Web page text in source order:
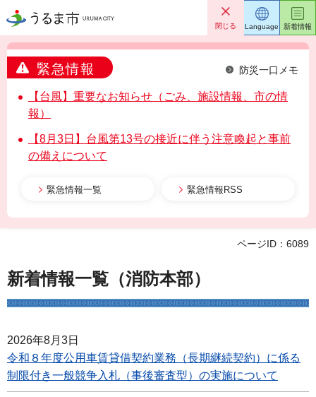
うるま市 閉じる
緊急情報 防災一口メモ
【台風】重要なお知らせ（ごみ、施設情報、市の情
報）
【8月3日】台風第13号の接近に伴う注意喚起と事前
の備えについて
緊急情報一覧 緊急情報RSS
Language 新着情報
ページID：6089
新着情報一覧（消防本部）
2026年8月3日
令和８年度公用車賃貸借契約業務（長期継続契約）に係る
制限付き一般競争入札（事後審査型）の実施について